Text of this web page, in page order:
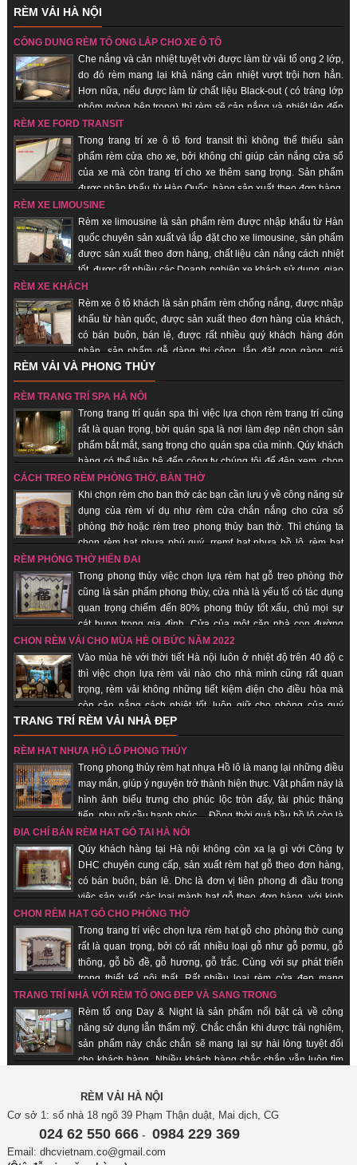
RÈM VẢI HÀ NỘI
CÔNG DỤNG RÈM TỔ ONG LẮP CHO XE Ô TÔ
Che nắng và cản nhiệt tuyệt vời được làm từ vải tổ ong 2 lớp,
do đó rèm mang lại khả năng cản nhiệt vượt trội hơn hẳn.
Hơn nữa, nếu được làm từ chất liệu Black-out ( có tráng lớp
nhôm mỏng bên trong) thì rèm sẽ cản nắng và nhiệt lên đến
100%. Hàng sản xuất theo đơn hàng, giao hàng nhanh, uy tín, chất lượng.
RÈM XE FORD TRANSIT
Trong trang trí xe ô tô ford transit thì không thể thiếu sản
phẩm rèm cửa cho xe, bởi không chỉ giúp cản nắng cửa sổ
của xe mà còn trang trí cho xe thêm sang trọng. Sản phẩm
được nhập khẩu từ Hàn Quốc, hàng sản xuất theo đơn hàng,
giao hàng nhanh, uy tín, chất lượng, giá thành rẻ.
RÈM XE LIMOUSINE
Rèm xe limousine là sản phẩm rèm được nhập khẩu từ Hàn
quốc chuyên sản xuất và lắp đặt cho xe limousine, sản phẩm
được sản xuất theo đơn hàng, chất liệu cản nắng cách nhiệt
tốt, được rất nhiều các Doanh nghiệp xe khách sử dụng, giao
hàng nhanh, uy tín, chất lượng.
RÈM XE KHÁCH
Rèm xe ô tô khách là sản phẩm rèm chống nắng, được nhập
khẩu từ hàn quốc, được sản xuất theo đơn hàng của khách,
có bán buôn, bán lẻ, được rất nhiều quý khách hàng đón
nhận, sản phẩm dễ dàng thi công, lắp đặt gọn gàng, giá
thành rẻ, giao hàng nhanh, uy tín, chất lượng.
RÈM VẢI VÀ PHONG THỦY
RÈM TRANG TRÍ SPA HÀ NỘI
Trong trang trí quán spa thì việc lựa chọn rèm trang trí cũng
rất là quan trọng, bời quán spa là nơi làm đẹp nên chọn sản
phẩm bắt mắt, sang trọng cho quán spa của mình. Qúy khách
hàng có thể liên hệ đến công ty chúng tôi để đệp xem, chọn
sản phẩm đẹp cho quán của mình, với đội ngũ nhân viên lâu năm trong
trang trí quán spa giúp quý khách hàng tiết kiệm chi phí, được sử dụng sản
phẩm đẹp, rẻ.
CÁCH TREO RÈM PHÒNG THỜ, BÀN THỜ
Khi chọn rèm cho ban thờ các bạn cần lưu ý về công năng sử
dụng của rèm ví dụ như rèm cửa chắn nắng cho cửa sổ
phòng thờ hoặc rèm treo phong thủy ban thờ. Thì chúng ta
chọn rèm hạt nhựa phú quý, rremf hạt nhựa hồ lô, rèm hạt
gỗ... những sản phẩm mang lại sự tôn nghiêm, sang trọng, may mắn, tài lộc
đến với quý khách hàng.
RÈM PHÒNG THỜ HIỆN ĐẠI
Trong phong thủy việc chọn lựa rèm hạt gỗ treo phòng thờ
cũng là sản phẩm phong thủy, cửa nhà là yếu tố có tác dụng
quan trọng chiếm đến 80% phong thủy tốt xấu, chủ mọi sự
cát hung trong gia đình. Cửa của một căn nhà con đường
thông dẫn khí từ bên ngoài vào bên trong nhà. Chính vì vậy các loại vật
dụng đi kèm, trang trí cho cửa nhà nói chung và rèm hạt gỗ phong thủy là
những vật phẩm quan trọng giúp gia chủ hút vượng khí, tài vận, đem lại may
mắn, bình an.
CHỌN RÈM VẢI CHO MÙA HÈ OI BỨC NĂM 2022
Vào mùa hè với thời tiết Hà nội luôn ở nhiệt độ trên 40 độ c
thì việc chọn lựa rèm vải nào cho nhà mình cũng rất quan
trọng, rèm vải không những tiết kiệm điện cho điều hòa mà
còn cản nắng cách nhiệt tốt, luôn giữ cho phòng của quý
khách hàng luôn mát. Khi ai đó nhìn vào chiếc rèm của của một căn hộ,
người ta sẽ đánh giá được “gu” thẩm mỹ chủ nhân, nói cách khác, rèm vải
sẽ thể hiện cá tính, con người của bạn. Không những thế, những chiếc rèm
vải phù hợp sẽ giúp cho sinh hoạt gia đình thuận tiện, giảm đi được cái
nắng gắt của mùa hè.
TRANG TRÍ RÈM VẢI NHÀ ĐẸP
RÈM HẠT NHỰA HỒ LÔ PHONG THỦY
Trong phong thủy rèm hạt nhựa Hồ lô là mang lại những điều
may mắn, giúp ý nguyện trở thành hiện thực. Vật phẩm này là
hình ảnh biểu trưng cho phúc lộc tròn đấy, tài phúc thăng
tiến, phụ nữ cầu hạnh phúc… Đồng thời quả bầu hồ lô còn là
biểu trưng cho sự hài hòa âm dương. Nhận sản xuất theo đơn hàng, giao
hàng nhanh, uy tín.
ĐỊA CHỈ BÁN RÈM HẠT GỖ TẠI HÀ NỘI
Qúy khách hàng tại Hà nội không còn xa lạ gì với Công ty
DHC chuyên cung cấp, sản xuất rèm hạt gỗ theo đơn hàng,
có bán buôn, bán lẻ. Dhc là đơn vị tiên phong đi đầu trong
việc sản xuất các loại mành hạt gỗ theo đơn hàng, với kinh
nghiệm trên 18 năm trên thị trường, được rất nhiều khách hàng chọn lựa là
đơn vị uy tín tại thị trường Hà nội, các tỉnh thành trong cả nước. Không chỉ
mang ý nghĩa truyền thống được gìn giữ từ xưa. Hơn thế nữa, nó có những
ưu điểm nổi trội mà không loại rèm cửa nào khác có được.
CHỌN RÈM HẠT GỖ CHO PHÒNG THỜ
Trong trang trí việc chọn lựa rèm hạt gỗ cho phòng thờ cung
rất là quan trọng, bởi có rất nhiều loại gỗ như gỗ pơmu, gỗ
thông, gỗ bồ đề, gỗ hương, gỗ trắc. Cùng với sự phát triển
trong thiết kế nội thất. Rất nhiều loại rèm cửa đẹp mang
phong cách hiện đại và sang trọng ra đời. Dù vậy, rèm cửa bằng gỗ hạt vẫn
luôn giữ vị trí trong lòng người tiêu dùng. Nó không chỉ mang ý nghĩa truyền
thống được gìn giữ từ xưa. Hơn thế nữa, nó có những ưu điểm nổi trội,
không loại rèm cửa nào khác có được. Nhận sản xuất theo đơn hàng, giao
hàng nhanh, uy tín.
TRANG TRÍ NHÀ VỚI RÈM TỔ ONG ĐẸP VÀ SANG TRỌNG
Rèm tổ ong Day & Night là sản phẩm nổi bật cả về công
năng sử dụng lẫn thẩm mỹ. Chắc chắn khi được trải nghiệm,
sản phẩm này chắc chắn sẽ mang lại sự hài lòng tuyệt đối
cho khách hàng. Nhiều khách hàng chắc chắn vẫn luôn tìm
mất thời gian nữa, hãy tham khảo ngay sản phẩm rèm tổ ong Day & Night
của DHC. Cùng chúng tôi tìm hiểu thêm về sản phẩm này trong bài viết dưới
RÈM VẢI HÀ NỘI
Cơ sở 1: số nhà 18 ngõ 39 Phạm Thận duật, Mai dịch, CG
024 62 550 666 - 0984 229 369
Email: dhcvietnam.co@gmail.com